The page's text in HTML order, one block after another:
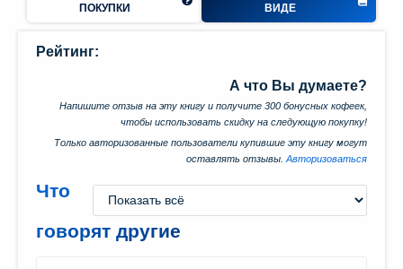
ПОКУПКИ
ВИДЕ
Рейтинг:
А что Вы думаете?
Напишите отзыв на эту книгу и получите 300 бонусных кофеек,
чтобы использовать скидку на следующую покупку!
Только авторизованные пользователи купившие эту книгу могут
оставлять отзывы. Авторизоваться
Что
говорят другие